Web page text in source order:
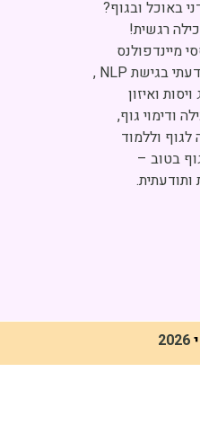
Click to accept
enable